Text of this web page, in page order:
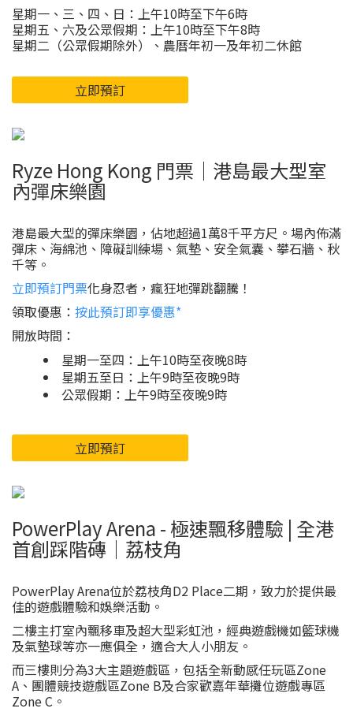
星期一、三、四、日：上午10時至下午6時
星期五、六及公眾假期：上午10時至下午8時
星期二（公眾假期除外）、農曆年初一及年初二休館
立即預訂
Ryze Hong Kong 門票｜港島最大型室
內彈床樂園
港島最大型的彈床樂園，佔地超過1萬8千平方尺。場內佈滿
彈床、海綿池、障礙訓練場、氣墊、安全氣囊、攀石牆、秋
千等。
立即預訂門票化身忍者，瘋狂地彈跳翻騰！
領取優惠： 按此預訂即享優惠*
開放時間：
星期一至四：上午10時至夜晚8時
星期五至日：上午9時至夜晚9時
公眾假期：上午9時至夜晚9時
立即預訂
PowerPlay Arena - 極速飄移體驗 | 全港
首創踩階磚｜荔枝角
PowerPlay Arena位於荔枝角D2 Place二期，致力於提供最
佳的遊戲體驗和娛樂活動。
二樓主打室內飄移車及超大型彩虹池，經典遊戲機如籃球機
及氣墊球等亦一應俱全，適合大人小朋友。
而三樓則分為3大主題遊戲區，包括全新動感任玩區Zone
A、團體競技遊戲區Zone B及合家歡嘉年華攤位遊戲專區
Zone C。